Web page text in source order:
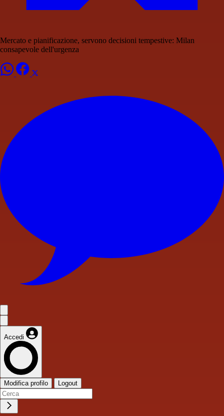
Mercato e pianificazione, servono decisioni tempestive: Milan
consapevole dell'urgenza
Accedi
Modifica profilo Logout